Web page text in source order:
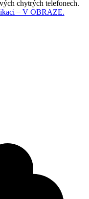
chytrých telefonech.
– V OBRAZE.